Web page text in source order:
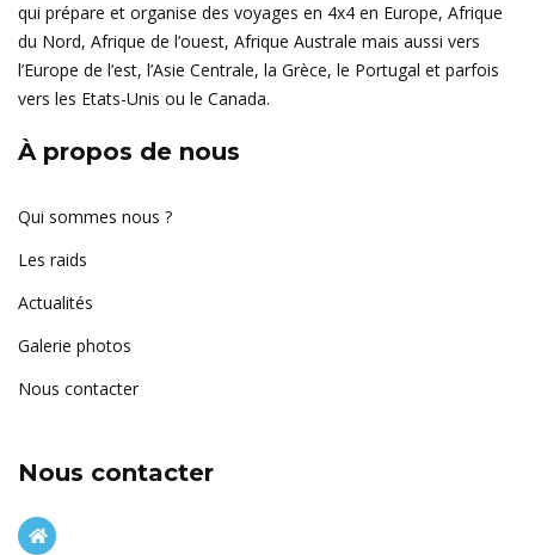
qui prépare et organise des voyages en 4x4 en Europe, Afrique
du Nord, Afrique de l’ouest, Afrique Australe mais aussi vers
l’Europe de l’est, l’Asie Centrale, la Grèce, le Portugal et parfois
vers les Etats-Unis ou le Canada.
À propos de nous
Qui sommes nous ?
Les raids
Actualités
Galerie photos
Nous contacter
Nous contacter